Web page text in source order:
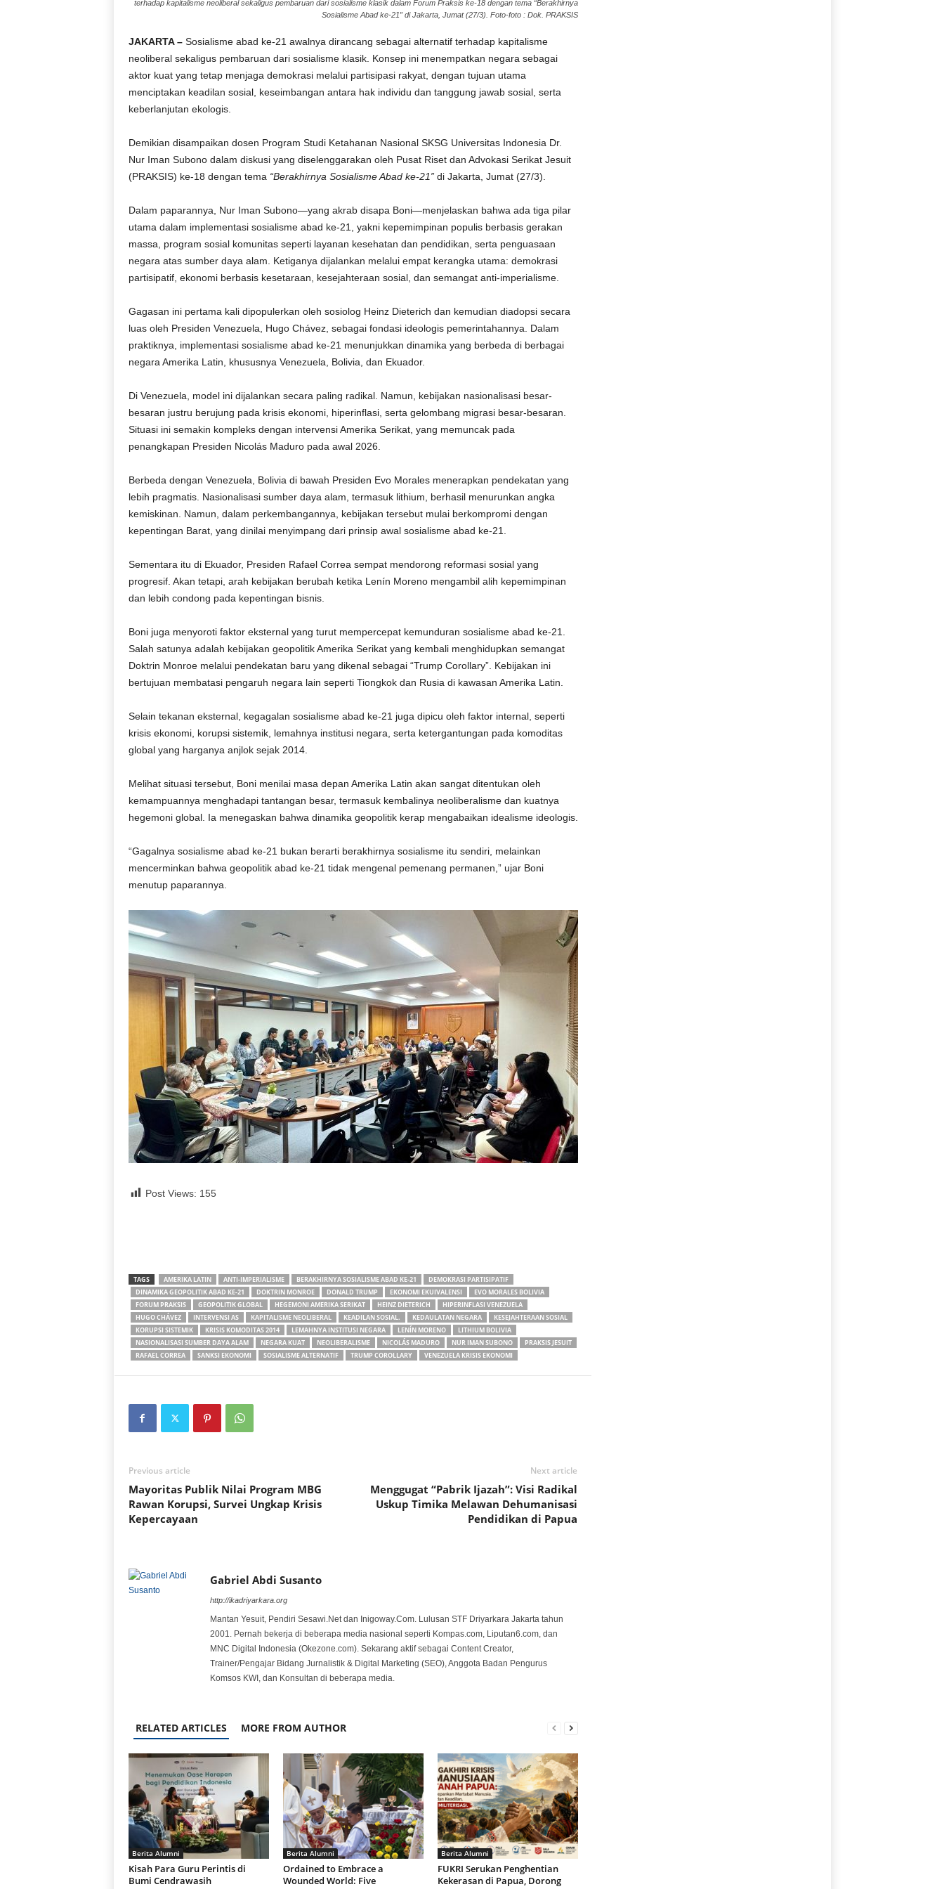
terhadap kapitalisme neoliberal sekaligus pembaruan dari sosialisme klasik dalam Forum Praksis ke-18 dengan tema “Berakhirnya
Sosialisme Abad ke-21” di Jakarta, Jumat (27/3). Foto-foto : Dok. PRAKSIS
JAKARTA –Sosialisme abad ke-21 awalnya dirancang sebagai alternatif terhadap kapitalisme
neoliberal sekaligus pembaruan dari sosialisme klasik. Konsep ini menempatkan negara sebagai
aktor kuat yang tetap menjaga demokrasi melalui partisipasi rakyat, dengan tujuan utama
menciptakan keadilan sosial, keseimbangan antara hak individu dan tanggung jawab sosial, serta
keberlanjutan ekologis.
Demikian disampaikan dosen Program Studi Ketahanan Nasional SKSG Universitas Indonesia Dr.
Nur Iman Subono dalam diskusi yang diselenggarakan oleh Pusat Riset dan Advokasi Serikat Jesuit
(PRAKSIS) ke-18 dengan tema “Berakhirnya Sosialisme Abad ke-21”di Jakarta, Jumat (27/3).
Dalam paparannya, Nur Iman Subono—yang akrab disapa Boni—menjelaskan bahwa ada tiga pilar
utama dalam implementasi sosialisme abad ke-21, yakni kepemimpinan populis berbasis gerakan
massa, program sosial komunitas seperti layanan kesehatan dan pendidikan, serta penguasaan
negara atas sumber daya alam. Ketiganya dijalankan melalui empat kerangka utama: demokrasi
partisipatif, ekonomi berbasis kesetaraan, kesejahteraan sosial, dan semangat anti-imperialisme.
Gagasan ini pertama kali dipopulerkan oleh sosiolog Heinz Dieterich dan kemudian diadopsi secara
luas oleh Presiden Venezuela, Hugo Chávez, sebagai fondasi ideologis pemerintahannya. Dalam
praktiknya, implementasi sosialisme abad ke-21 menunjukkan dinamika yang berbeda di berbagai
negara Amerika Latin, khususnya Venezuela, Bolivia, dan Ekuador.
Di Venezuela, model ini dijalankan secara paling radikal. Namun, kebijakan nasionalisasi besar-
besaran justru berujung pada krisis ekonomi, hiperinflasi, serta gelombang migrasi besar-besaran.
Situasi ini semakin kompleks dengan intervensi Amerika Serikat, yang memuncak pada
penangkapan Presiden Nicolás Maduro pada awal 2026.
Berbeda dengan Venezuela, Bolivia di bawah Presiden Evo Morales menerapkan pendekatan yang
lebih pragmatis. Nasionalisasi sumber daya alam, termasuk lithium, berhasil menurunkan angka
kemiskinan. Namun, dalam perkembangannya, kebijakan tersebut mulai berkompromi dengan
kepentingan Barat, yang dinilai menyimpang dari prinsip awal sosialisme abad ke-21.
Sementara itu di Ekuador, Presiden Rafael Correa sempat mendorong reformasi sosial yang
progresif. Akan tetapi, arah kebijakan berubah ketika Lenín Moreno mengambil alih kepemimpinan
dan lebih condong pada kepentingan bisnis.
Boni juga menyoroti faktor eksternal yang turut mempercepat kemunduran sosialisme abad ke-21.
Salah satunya adalah kebijakan geopolitik Amerika Serikat yang kembali menghidupkan semangat
Doktrin Monroe melalui pendekatan baru yang dikenal sebagai “Trump Corollary”. Kebijakan ini
bertujuan membatasi pengaruh negara lain seperti Tiongkok dan Rusia di kawasan Amerika Latin.
Selain tekanan eksternal, kegagalan sosialisme abad ke-21 juga dipicu oleh faktor internal, seperti
krisis ekonomi, korupsi sistemik, lemahnya institusi negara, serta ketergantungan pada komoditas
global yang harganya anjlok sejak 2014.
Melihat situasi tersebut, Boni menilai masa depan Amerika Latin akan sangat ditentukan oleh
kemampuannya menghadapi tantangan besar, termasuk kembalinya neoliberalisme dan kuatnya
hegemoni global. Ia menegaskan bahwa dinamika geopolitik kerap mengabaikan idealisme ideologis.
“Gagalnya sosialisme abad ke-21 bukan berarti berakhirnya sosialisme itu sendiri, melainkan
mencerminkan bahwa geopolitik abad ke-21 tidak mengenal pemenang permanen,” ujar Boni
menutup paparannya.
Post Views: 155
TAGS AMERIKA LATIN ANTI-IMPERIALISME BERAKHIRNYA SOSIALISME ABAD KE-21
DEMOKRASI PARTISIPATIF
DINAMIKA GEOPOLITIK ABAD KE-21
DOKTRIN MONROE DONALD TRUMP EKONOMI EKUIVALENSI
EVO MORALES BOLIVIA
FORUM PRAKSIS
GEOPOLITIK GLOBAL HEGEMONI AMERIKA SERIKAT HEINZ DIETERICH
HIPERINFLASI VENEZUELA
HUGO CHÁVEZ
INTERVENSI AS KAPITALISME NEOLIBERAL KEADILAN SOSIAL. KEDAULATAN NEGARA
KESEJAHTERAAN SOSIAL
KORUPSI SISTEMIK
KRISIS KOMODITAS 2014 LEMAHNYA INSTITUSI NEGARA LENÍN MORENO
LITHIUM BOLIVIA
NASIONALISASI SUMBER DAYA ALAM
NEGARA KUAT NEOLIBERALISME NICOLÁS MADURO NUR IMAN SUBONO
PRAKSIS JESUIT
RAFAEL CORREA
SANKSI EKONOMI SOSIALISME ALTERNATIF TRUMP COROLLARY VENEZUELA KRISIS EKONOMI
Previous article
Mayoritas Publik Nilai Program MBG
Rawan Korupsi, Survei Ungkap Krisis
Kepercayaan
Next article
Menggugat “Pabrik Ijazah”: Visi Radikal
Uskup Timika Melawan Dehumanisasi
Pendidikan di Papua
Gabriel Abdi Susanto
http://ikadriyarkara.org
Mantan Yesuit, Pendiri Sesawi.Net dan Inigoway.Com. Lulusan STF Driyarkara Jakarta tahun
2001. Pernah bekerja di beberapa media nasional seperti Kompas.com, Liputan6.com, dan
MNC Digital Indonesia (Okezone.com). Sekarang aktif sebagai Content Creator,
Trainer/Pengajar Bidang Jurnalistik & Digital Marketing (SEO), Anggota Badan Pengurus
Komsos KWI, dan Konsultan di beberapa media.
RELATED ARTICLES MORE FROM AUTHOR
Berita Alumni
Kisah Para Guru Perintis di
Bumi Cendrawasih
Berita Alumni
Ordained to Embrace a
Wounded World: Five
Berita Alumni
FUKRI Serukan Penghentian
Kekerasan di Papua, Dorong